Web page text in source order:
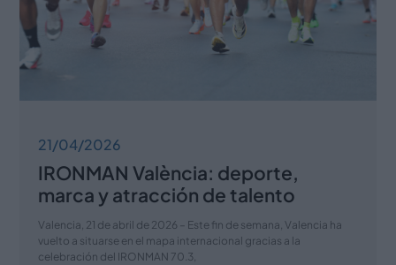
IRONMAN València: deporte,
marca y atracción de talento
21/04/2026
Valencia, 21 de abril de 2026 – Este fin de semana, Valencia ha
vuelto a situarse en el mapa internacional gracias a la
celebración del IRONMAN 70.3,